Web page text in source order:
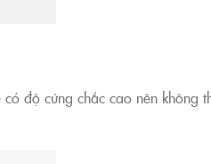
độ cứng chắc cao nên không